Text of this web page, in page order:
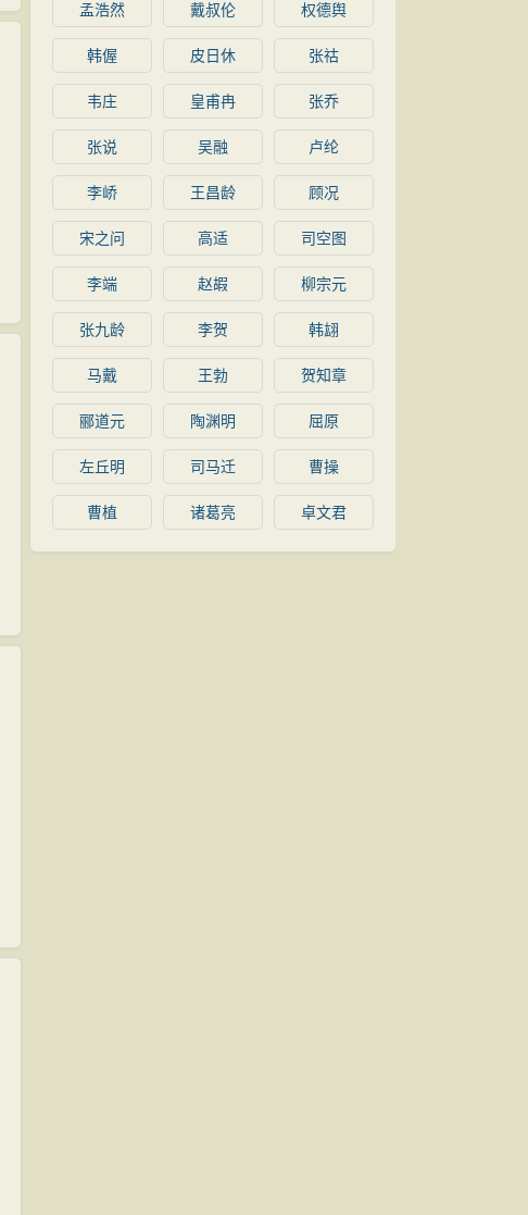
孟浩然 戴叔伦 权德舆
韩偓 皮日休 张祜
韦庄 皇甫冉 张乔
张说 吴融 卢纶
李峤 王昌龄 顾况
宋之问 高适 司空图
李端 赵嘏 柳宗元
张九龄 李贺 韩翃
马戴 王勃 贺知章
郦道元 陶渊明 屈原
左丘明 司马迁 曹操
曹植 诸葛亮 卓文君